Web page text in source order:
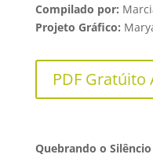
Compilado por:
Projeto Gráfico:
PDF Gratúito
Quebrando o